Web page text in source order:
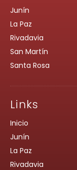
Junín
La Paz
Rivadavia
San Martín
Santa Rosa
Links
Inicio
Junín
La Paz
Rivadavia